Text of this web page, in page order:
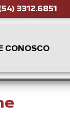
3312.6851
CONOSCO